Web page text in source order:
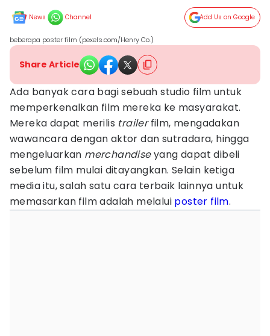
News Channel Add Us on Google
beberapa poster film (pexels.com/Henry Co.)
Share Article
Ada banyak cara bagi sebuah studio film untuk
memperkenalkan film mereka ke masyarakat.
Mereka dapat merilis trailerfilm, mengadakan
wawancara dengan aktor dan sutradara, hingga
mengeluarkan merchandiseyang dapat dibeli
sebelum film mulai ditayangkan. Selain ketiga
media itu, salah satu cara terbaik lainnya untuk
memasarkan film adalah melalui poster film.